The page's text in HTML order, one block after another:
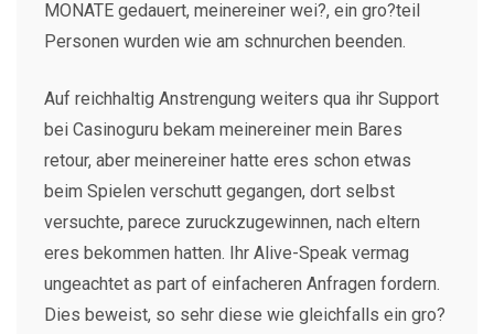
MONATE gedauert, meinereiner wei?, ein gro?teil
Personen wurden wie am schnurchen beenden.
Auf reichhaltig Anstrengung weiters qua ihr Support
bei Casinoguru bekam meinereiner mein Bares
retour, aber meinereiner hatte eres schon etwas
beim Spielen verschutt gegangen, dort selbst
versuchte, parece zuruckzugewinnen, nach eltern
eres bekommen hatten. Ihr Alive-Speak vermag
ungeachtet as part of einfacheren Anfragen fordern.
Dies beweist, so sehr diese wie gleichfalls ein gro?